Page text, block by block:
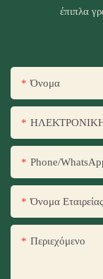
έπιπλα
Όνομα
Phone/
Όνομα Εταιρείας
Περιεχόμενο